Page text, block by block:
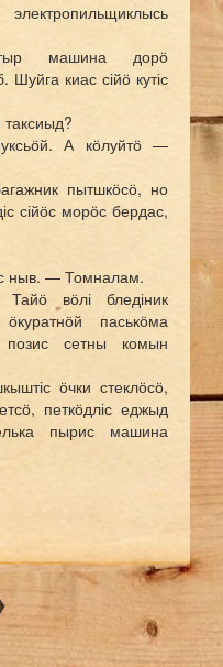
машина дорӧ
киас сійӧ кутіс
А кӧлуйтӧ —
пытшкӧсӧ, но
сійӧс морӧс бердас,
ныв. — Томналам.
вӧлі бледіник
паськӧма
сетны комын
ӧчки стеклӧсӧ,
петкӧдліс еджыд
пырис машина
торйӧн, быттьӧ на
Но куимнан
Шилов кыскис гач
кодь ыджыд часі,
и мунам, —
ныв.